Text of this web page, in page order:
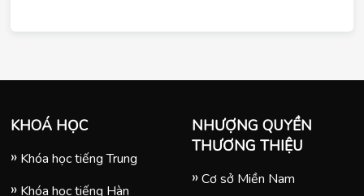
KHOÁ HỌC
Khóa học tiếng Trung
Khóa học tiếng Hàn
NHƯỢNG QUYỀN
THƯƠNG THIỆU
Cơ sở Miền Nam